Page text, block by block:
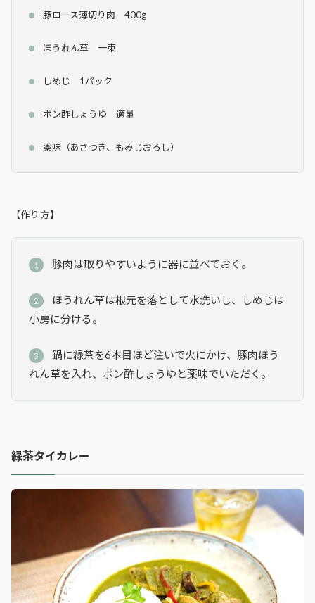
豚ロース薄切り肉 400g
ほうれん草 一束
しめじ 1パック
ポン酢しょうゆ 適量
薬味（あさつき、もみじおろし）
【作り方】
豚肉は取りやすいように器に並べておく。
ほうれん草は根元を落として水洗いし、しめじは
小房に分ける。
鍋に緑茶を6本目ほど注いで火にかけ、豚肉ほう
れん草を入れ、ポン酢しょうゆと薬味でいただく。
緑茶タイカレー